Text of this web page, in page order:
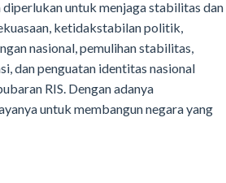
diperlukan untuk menjaga stabilitas dan
ketidakstabilan politik,
nasional, pemulihan stabilitas,
dan penguatan identitas nasional
RIS. Dengan adanya
untuk membangun negara yang